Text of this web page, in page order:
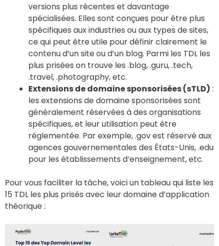
versions plus récentes et davantage
spécialisées. Elles sont conçues pour être plus
spécifiques aux industries ou aux types de sites,
ce qui peut être utile pour définir clairement le
contenu d’un site ou d’un blog. Parmi les TDL les
plus prisées on trouve les .blog, .guru, .tech,
.travel, .photography, etc.
Extensions de domaine sponsorisées (sTLD) :
les extensions de domaine sponsorisées sont
généralement réservées à des organisations
spécifiques, et leur utilisation peut être
réglementée. Par exemple, .gov est réservé aux
agences gouvernementales des États-Unis, .edu
pour les établissements d’enseignement, etc.
Pour vous faciliter la tâche, voici un tableau qui liste les
15 TDL les plus prisés avec leur domaine d’application
théorique :